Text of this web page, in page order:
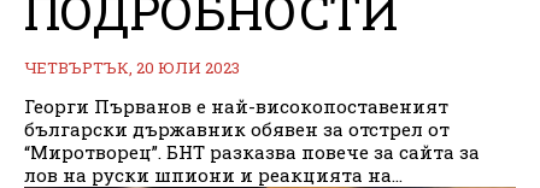
ЧЕТВЪРТЪК, 20 ЮЛИ 2023
Георги Първанов е най-високопоставеният
български държавник обявен за отстрел от
“Миротворец”. БНТ разказва повече за сайта за
лов на руски шпиони и реакцията на...